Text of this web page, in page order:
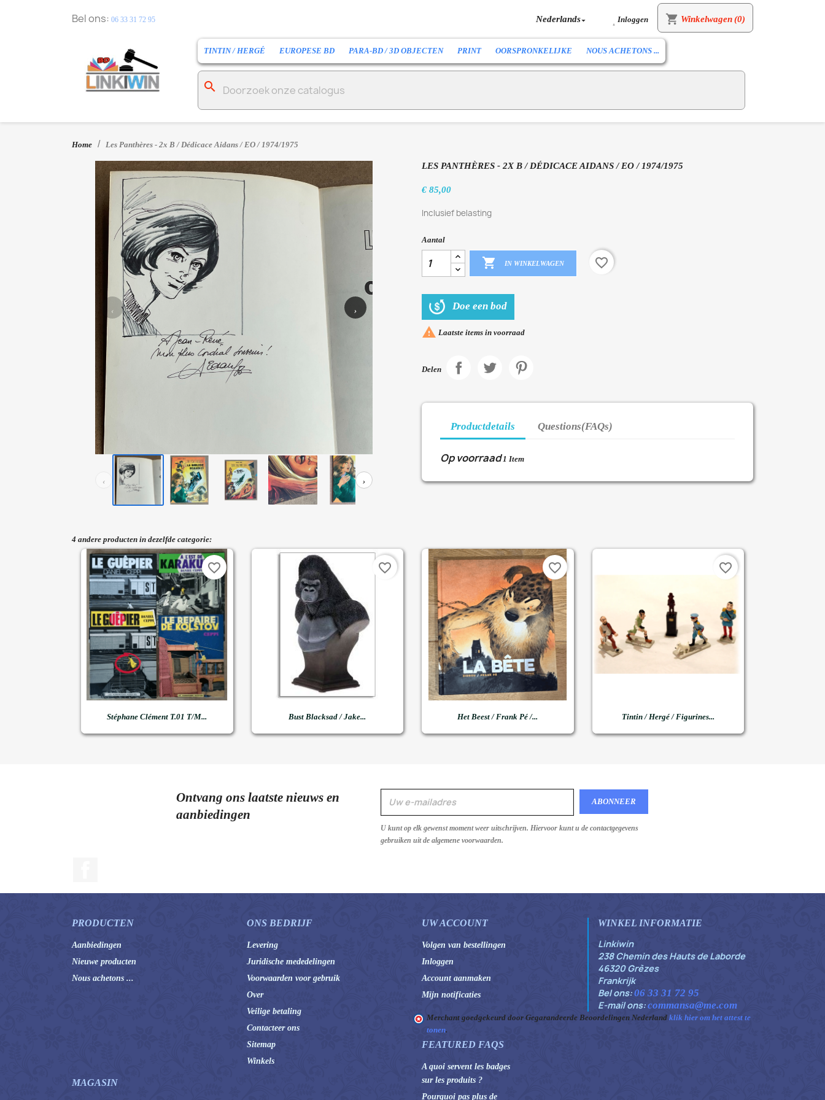
Bel ons: 06 33 31 72 95 Nederlands 
Inloggen shopping_cart Winkelwagen(0)
TINTIN / HERGÉ EUROPESE BD PARA-BD / 3D OBJECTEN PRINT OORSPRONKELIJKE NOUS ACHETONS ...
search
Home Les Panthères - 2x B / Dédicace Aidans / EO / 1974/1975
‹ ›
‹ ›
LES PANTHÈRES - 2X B / DÉDICACE AIDANS / EO / 1974/1975
€ 85,00
Inclusief belasting
Aantal
 IN WINKELWAGEN favorite_border
Doe een bod
 Laatste items in voorraad
Delen
Productdetails Questions(FAQs)
Op voorraad 1 Item
4 andere producten in dezelfde categorie:
Snel bekijken
Stéphane Clément T.01 T/m...
favorite_border
Snel bekijken
Bust Blacksad / Jake...
favorite_border
 Snel bekijken
Het Beest / Frank Pé /...
favorite_border
Snel bekijken
Tintin / Hergé / Figurines...
favorite_border
Ontvang ons laatste nieuws en
aanbiedingen
U kunt op elk gewenst moment weer uitschrijven. Hiervoor kunt u de contactgegevens
gebruiken uit de algemene voorwaarden.
PRODUCTEN
Aanbiedingen
Nieuwe producten
Nous achetons ...
ONS BEDRIJF
Levering
Juridische mededelingen
Voorwaarden voor gebruik
Over
Veilige betaling
Contacteer ons
Sitemap
Winkels
MAGASIN
UW ACCOUNT
Volgen van bestellingen
Inloggen
Account aanmaken
Mijn notificaties
WINKEL INFORMATIE
Linkiwin
238 Chemin des Hauts de Laborde
46320 Grèzes
Frankrijk
Bel ons:06 33 31 72 95
E-mail ons:commansa@me.com
Merchant goedgekeurd door Gegarandeerde Beoordelingen Nederland klik hier om het attest te
tonen.
FEATURED FAQS
A quoi servent les badges
sur les produits ?
Pourquoi pas plus de